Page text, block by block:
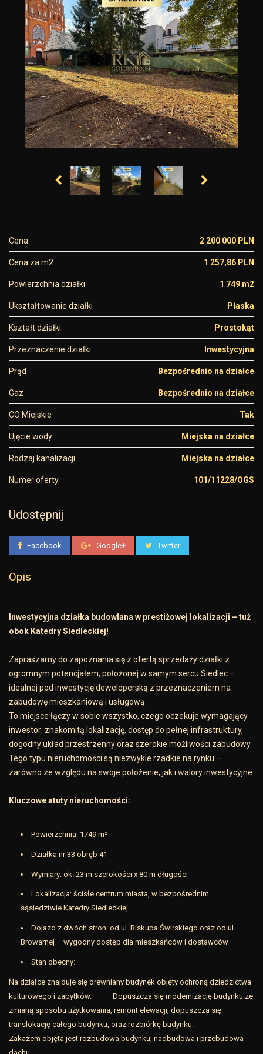
Cena 2 200 000 PLN
Cena za m2 1 257,86 PLN
Powierzchnia działki 1 749 m2
Ukształtowanie działki Płaska
Kształt działki Prostokąt
Przeznaczenie działki Inwestycyjna
Prąd Bezpośrednio na działce
Gaz Bezpośrednio na działce
CO Miejskie Tak
Ujęcie wody Miejska na działce
Rodzaj kanalizacji Miejska na działce
Numer oferty 101/11228/OGS
Udostępnij
Facebook Google+ Twitter
Opis
Inwestycyjna działka budowlana w prestiżowej lokalizacji – tuż
obok Katedry Siedleckiej!
Zapraszamy do zapoznania się z ofertą sprzedaży działki z
ogromnym potencjałem, położonej w samym sercu Siedlec –
idealnej pod inwestycję deweloperską z przeznaczeniem na
zabudowę mieszkaniową i usługową.
To miejsce łączy w sobie wszystko, czego oczekuje wymagający
inwestor: znakomitą lokalizację, dostęp do pełnej infrastruktury,
dogodny układ przestrzenny oraz szerokie możliwości zabudowy.
Tego typu nieruchomości są niezwykle rzadkie na rynku –
zarówno ze względu na swoje położenie, jak i walory inwestycyjne.
Kluczowe atuty nieruchomości:
Powierzchnia: 1749 m²
Działka nr 33 obręb 41
Wymiary: ok. 23 m szerokości x 80 m długości
Lokalizacja: ścisłe centrum miasta, w bezpośrednim
sąsiedztwie Katedry Siedleckiej
Dojazd z dwóch stron: od ul. Biskupa Świrskiego oraz od ul.
Browarnej – wygodny dostęp dla mieszkańców i dostawców
Stan obecny:
Na działce znajduje się drewniany budynek objęty ochroną dziedzictwa
kulturowego i zabytków. Dopuszcza się modernizację budynku ze
zmianą sposobu użytkowania, remont elewacji, dopuszcza się
translokację całego budynku, oraz rozbiórkę budynku.
Zakazem objęta jest rozbudowa budynku, nadbudowa i przebudowa